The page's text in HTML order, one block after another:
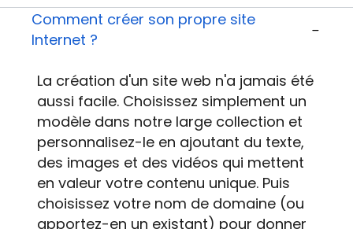
Comment créer son propre site
Internet ?
La création d'un site web n'a jamais été
aussi facile. Choisissez simplement un
modèle dans notre large collection et
personnalisez-le en ajoutant du texte,
des images et des vidéos qui mettent
en valeur votre contenu unique. Puis
choisissez votre nom de domaine (ou
apportez-en un existant) pour donner